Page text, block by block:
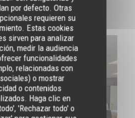
por defecto. Otras
requieren su
Estas cookies
sirven para analizar
medir la audiencia
funcionalidades
relacionadas con
o mostrar
o contenidos
Haga clic en
'Rechazar todo' o
Salle